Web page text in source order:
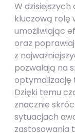
W
kluczową rolę
umożliwiając
oraz
z
pozwalają na
optymalizację
Dzięki temu
znacznie
sytuacjach
zastosowania